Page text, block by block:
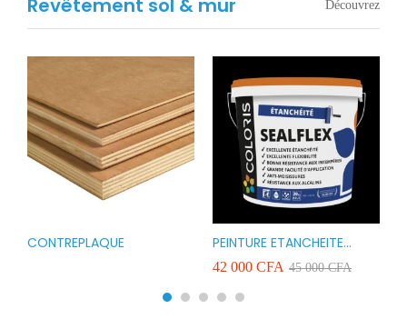
Revêtement sol & mur Découvrez
CONTREPLAQUE
PEINTURE ETANCHEITE
COLORIS SEAFLEX 20KG
COULEUR ROUGE BLANC
VERT ET GRIS
42 000 CFA 45 000CFA